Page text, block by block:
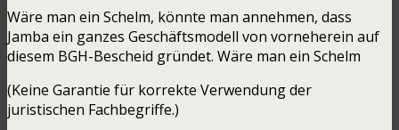
Wäre man ein Schelm, könnte man annehmen, dass
Jamba ein ganzes Geschäftsmodell von vorneherein auf
diesem BGH-Bescheid gründet. Wäre man ein Schelm
(Keine Garantie für korrekte Verwendung der
juristischen Fachbegriffe.)